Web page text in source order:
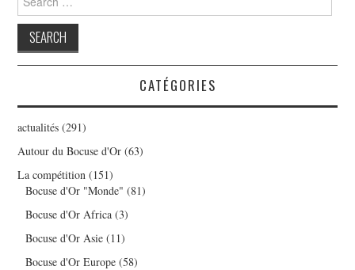
for:
CATÉGORIES
actualités (291)
Autour du Bocuse d'Or (63)
La compétition (151)
Bocuse d'Or "Monde" (81)
Bocuse d'Or Africa (3)
Bocuse d'Or Asie (11)
Bocuse d'Or Europe (58)